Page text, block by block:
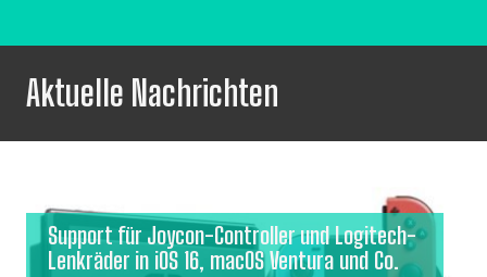
Aktuelle Nachrichten
Support für Joycon-Controller und Logitech-
Lenkräder in iOS 16, macOS Ventura und Co.